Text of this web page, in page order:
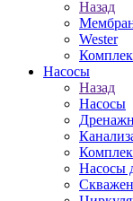
Назад
Wester
Насосы
Назад
Насосы
Насосы